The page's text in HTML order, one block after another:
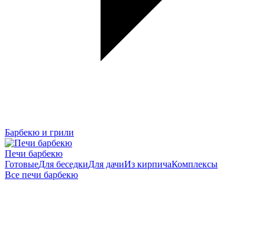
Барбекю и грили
Печи барбекю
ГотовыеДля беседкиДля дачиИз кирпичаКомплексы
Все печи барбекю